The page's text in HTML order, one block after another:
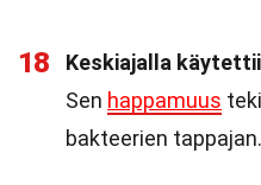
18
Keskiajalla
Sen happamuus
bakteerien tappajan.